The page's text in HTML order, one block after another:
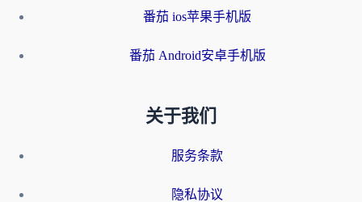
番茄 ios苹果手机版
番茄 Android安卓手机版
关于我们
服务条款
隐私协议